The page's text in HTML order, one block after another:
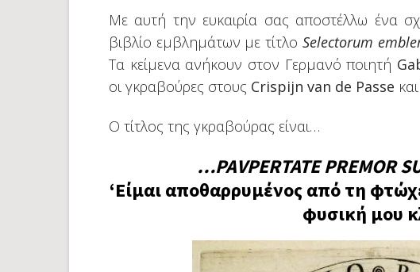
Με αυτή την ευκαιρία σας αποστέλλω ένα
βιβλίο εμβλημάτων με τίτλο Selectorum
Τα κείμενα ανήκουν στον Γερμανό ποιητή
οι γκραβούρες στους Crispijn van de Passe και
Ο τίτλος της γκραβούρας είναι…
…PAVPERTATE PREMOR
‘Είμαι αποθαρρυμένος από τη
φυσική μου